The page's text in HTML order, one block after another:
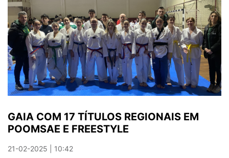
CLUBES
PARTICIPARAM
NO
3.º
OPEN
DE
SANTA
MARINHA
GAIA COM 17 TÍTULOS REGIONAIS EM
POOMSAE E FREESTYLE
21-02-2025 | 10:42